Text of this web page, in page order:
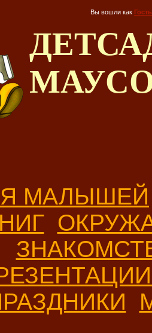
Вы вошли как Гость
МАЛЫШЕЙ